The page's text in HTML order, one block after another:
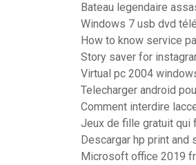
Bateau legendaire
Windows 7 usb dvd
How to know service
Story saver for
Virtual pc 2004
Telecharger android
Comment interdire
Jeux de fille gratuit qui
Descargar hp print and
Microsoft office 2019